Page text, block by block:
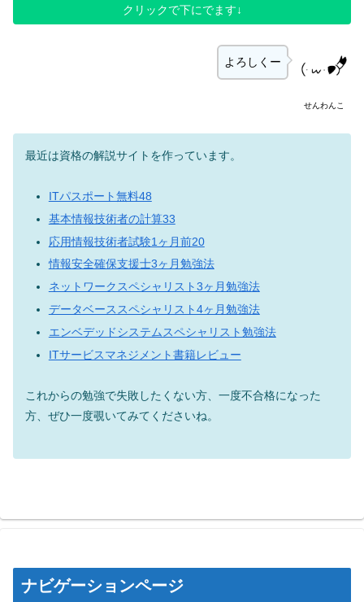
クリックで下にでます↓
せんわんこ
よろしくー
最近は資格の解説サイトを作っています。
ITパスポート無料48
基本情報技術者の計算33
応用情報技術者試験1ヶ月前20
情報安全確保支援士3ヶ月勉強法
ネットワークスペシャリスト3ヶ月勉強法
データベーススペシャリスト4ヶ月勉強法
エンベデッドシステムスペシャリスト勉強法
ITサービスマネジメント書籍レビュー
これからの勉強で失敗したくない方、一度不合格になった
方、ぜひ一度覗いてみてくださいね。
ナビゲーションページ